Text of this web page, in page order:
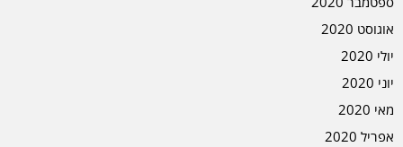
אוגוסט 2020
יולי 2020
יוני 2020
מאי 2020
אפריל 2020